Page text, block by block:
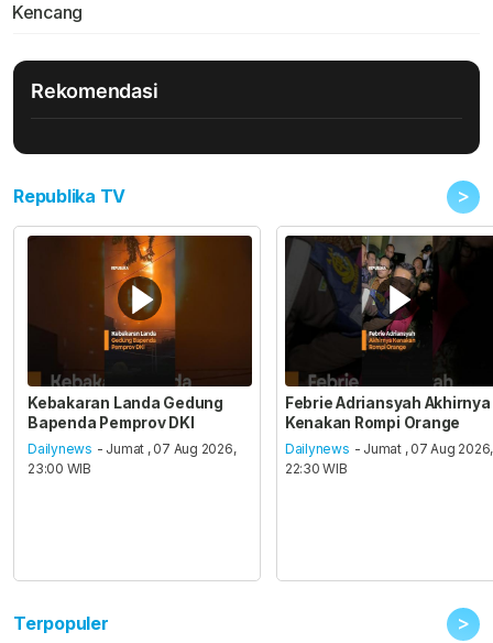
Kencang
Rekomendasi
Republika TV >
Kebakaran Landa Gedung
Bapenda Pemprov DKI
Dailynews - Jumat , 07 Aug 2026,
23:00 WIB
Febrie Adriansyah Akhirnya
Kenakan Rompi Orange
Dailynews - Jumat , 07 Aug 2026,
22:30 WIB
Terpopuler >